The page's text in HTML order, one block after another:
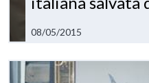
08/05/2015